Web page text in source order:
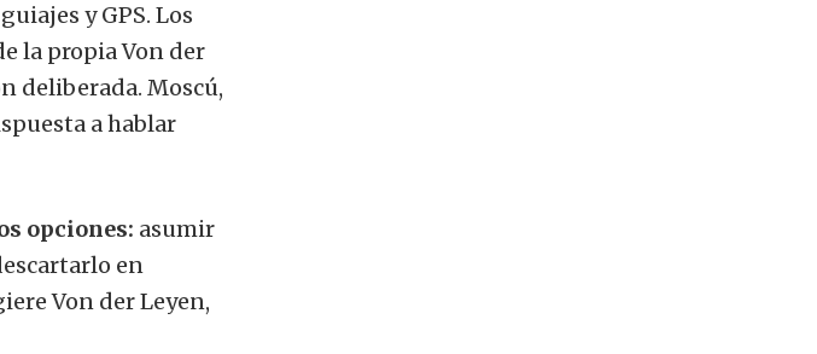
y GPS. Los
la propia Von der
deliberada. Moscú,
a hablar
opciones: asumir
en
Von der Leyen,